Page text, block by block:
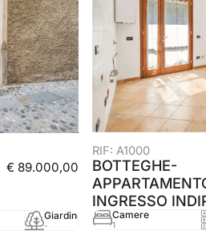
€ 89.000,00
Giardino
-
RIF: A1000
BOTTEGHE-
INGRESSO
Camere
1